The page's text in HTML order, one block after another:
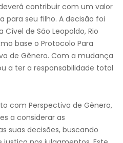
contribuir com um valor
para seu filho. A decisão foi
Cível de São Leopoldo, Rio
base o Protocolo Para
de Gênero. Com a mudança
a ter a responsabilidade total
com Perspectiva de Gênero,
a considerar as
suas decisões, buscando